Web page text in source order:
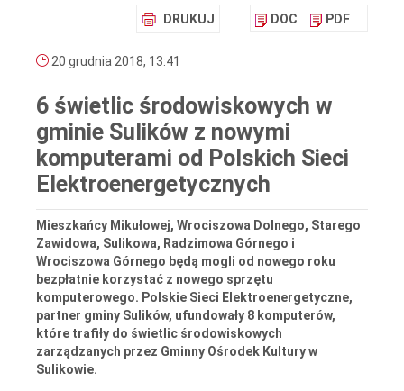
DRUKUJ DOC PDF
20 grudnia 2018, 13:41
6 świetlic środowiskowych w
gminie Sulików z nowymi
komputerami od Polskich Sieci
Elektroenergetycznych
Mieszkańcy Mikułowej, Wrociszowa Dolnego, Starego
Zawidowa, Sulikowa, Radzimowa Górnego i
Wrociszowa Górnego będą mogli od nowego roku
bezpłatnie korzystać z nowego sprzętu
komputerowego. Polskie Sieci Elektroenergetyczne,
partner gminy Sulików, ufundowały 8 komputerów,
które trafiły do świetlic środowiskowych
zarządzanych przez Gminny Ośrodek Kultury w
Sulikowie.